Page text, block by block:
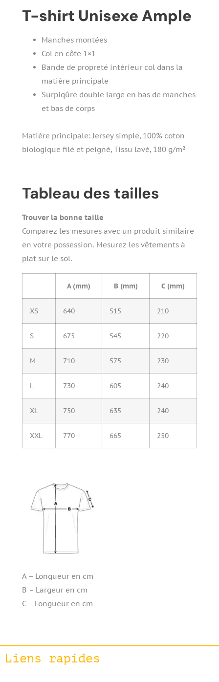
T-shirt Unisexe Ample
Manches montées
Col en côte 1×1
Bande de propreté intérieur col dans la
matière principale
Surpiqûre double large en bas de manches
et bas de corps
Matière principale: Jersey simple, 100% coton
biologique filé et peigné, Tissu lavé, 180 g/m²
Tableau des tailles
Trouver la bonne taille
Comparez les mesures avec un produit similaire
en votre possession. Mesurez les vêtements à
plat sur le sol.
A (mm) B (mm) C (mm)
XS 640 515 210
S 675 545 220
M 710 575 230
L 730 605 240
XL 750 635 240
XXL 770 665 250
A – Longueur en cm
B – Largeur en cm
C – Longueur en cm
Liens rapides